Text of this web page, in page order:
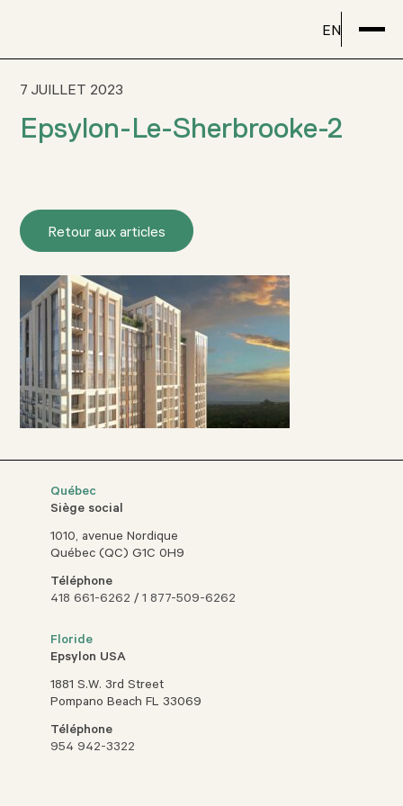
EN
7 JUILLET 2023
Epsylon-Le-Sherbrooke-2
Retour aux articles
Québec
Siège social
1010, avenue Nordique
Québec (QC) G1C 0H9
Téléphone
418 661-6262 /1 877-509-6262
Floride
Epsylon USA
1881 S.W. 3rd Street
Pompano Beach FL 33069
Téléphone
954 942-3322